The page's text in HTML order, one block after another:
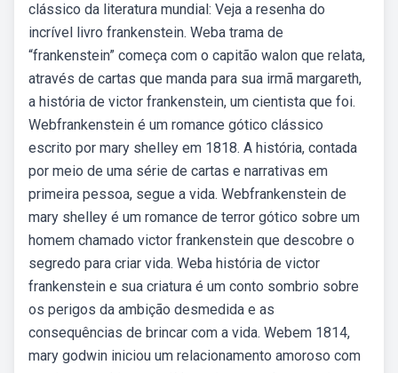
clássico da literatura mundial: Veja a resenha do
incrível livro frankenstein. Weba trama de
“frankenstein” começa com o capitão walon que relata,
através de cartas que manda para sua irmã margareth,
a história de victor frankenstein, um cientista que foi.
Webfrankenstein é um romance gótico clássico
escrito por mary shelley em 1818. A história, contada
por meio de uma série de cartas e narrativas em
primeira pessoa, segue a vida. Webfrankenstein de
mary shelley é um romance de terror gótico sobre um
homem chamado victor frankenstein que descobre o
segredo para criar vida. Weba história de victor
frankenstein e sua criatura é um conto sombrio sobre
os perigos da ambição desmedida e as
consequências de brincar com a vida. Webem 1814,
mary godwin iniciou um relacionamento amoroso com